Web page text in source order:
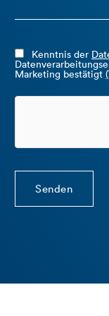
Kenntnis der
Marketing bestätigt